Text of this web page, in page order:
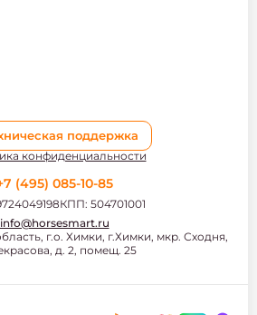
поддержка
конфиденциальности
г.о. Химки, г.Химки, мкр. Сходня,
д. 2, помещ. 25
(495) 085-10-85
КПП: 504701001
info@horsesmart.ru